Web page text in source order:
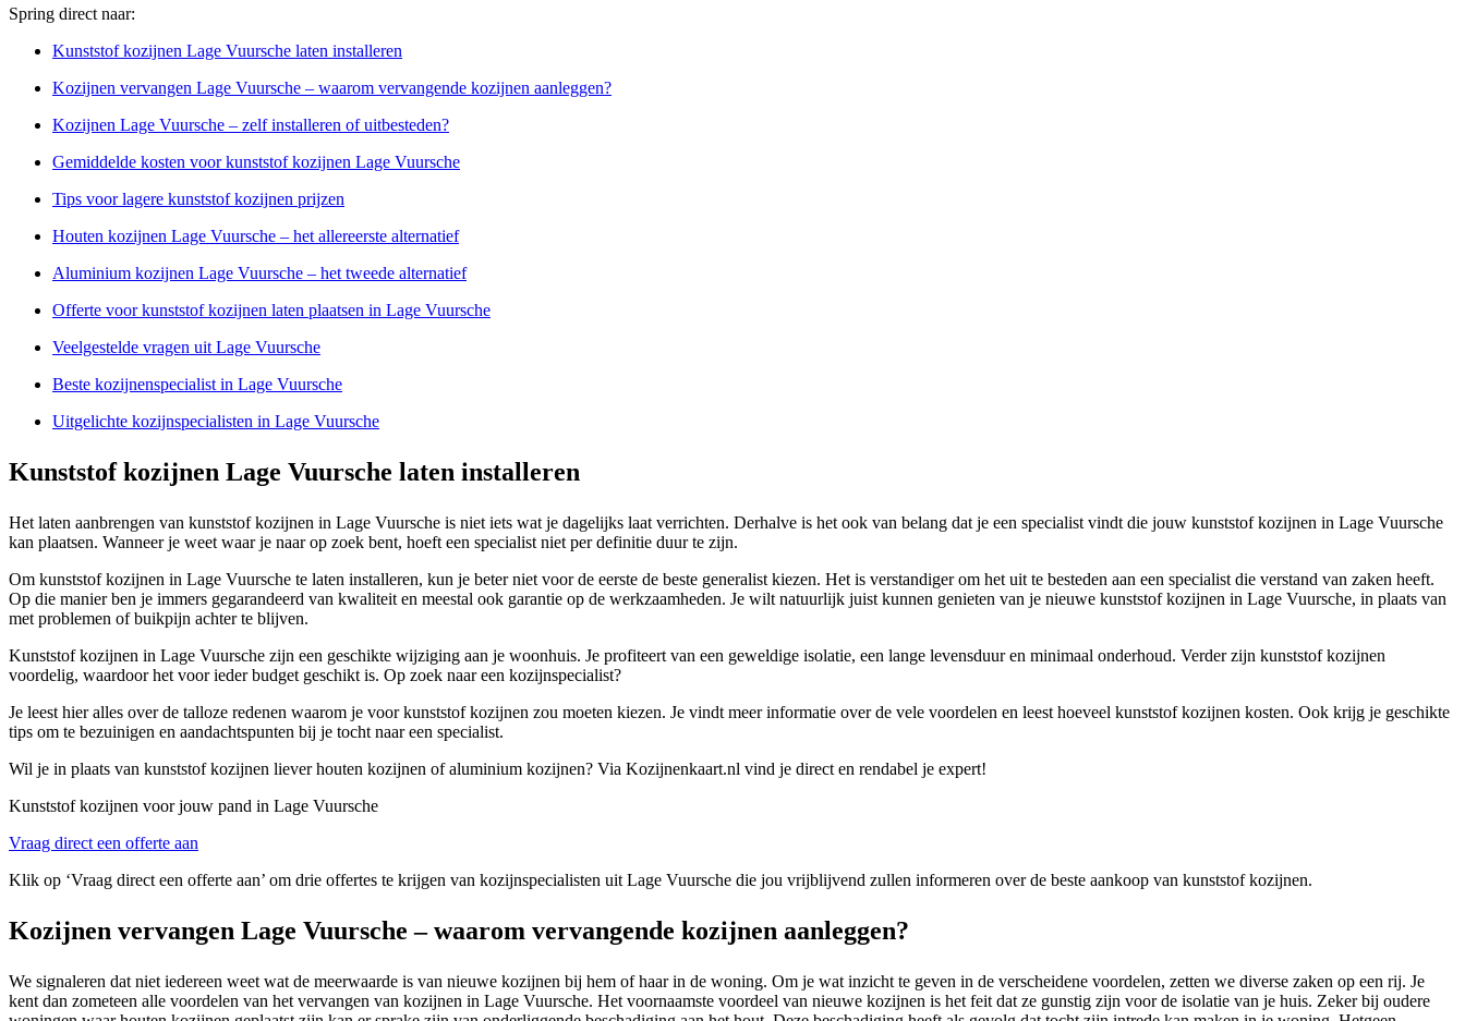
Spring direct naar:
Kunststof kozijnen Lage Vuursche laten installeren
Kozijnen vervangen Lage Vuursche – waarom vervangende kozijnen aanleggen?
Kozijnen Lage Vuursche – zelf installeren of uitbesteden?
Gemiddelde kosten voor kunststof kozijnen Lage Vuursche
Tips voor lagere kunststof kozijnen prijzen
Houten kozijnen Lage Vuursche – het allereerste alternatief
Aluminium kozijnen Lage Vuursche – het tweede alternatief
Offerte voor kunststof kozijnen laten plaatsen in Lage Vuursche
Veelgestelde vragen uit Lage Vuursche
Beste kozijnenspecialist in Lage Vuursche
Uitgelichte kozijnspecialisten in Lage Vuursche
Kunststof kozijnen Lage Vuursche laten installeren
Het laten aanbrengen van kunststof kozijnen in Lage Vuursche is niet iets wat je dagelijks laat verrichten. Derhalve is het ook van belang dat je een specialist vindt die jouw kunststof kozijnen in Lage Vuursche
kan plaatsen. Wanneer je weet waar je naar op zoek bent, hoeft een specialist niet per definitie duur te zijn.
Om kunststof kozijnen in Lage Vuursche te laten installeren, kun je beter niet voor de eerste de beste generalist kiezen. Het is verstandiger om het uit te besteden aan een specialist die verstand van zaken heeft.
Op die manier ben je immers gegarandeerd van kwaliteit en meestal ook garantie op de werkzaamheden. Je wilt natuurlijk juist kunnen genieten van je nieuwe kunststof kozijnen in Lage Vuursche, in plaats van
met problemen of buikpijn achter te blijven.
Kunststof kozijnen in Lage Vuursche zijn een geschikte wijziging aan je woonhuis. Je profiteert van een geweldige isolatie, een lange levensduur en minimaal onderhoud. Verder zijn kunststof kozijnen
voordelig, waardoor het voor ieder budget geschikt is. Op zoek naar een kozijnspecialist?
Je leest hier alles over de talloze redenen waarom je voor kunststof kozijnen zou moeten kiezen. Je vindt meer informatie over de vele voordelen en leest hoeveel kunststof kozijnen kosten. Ook krijg je geschikte
tips om te bezuinigen en aandachtspunten bij je tocht naar een specialist.
Wil je in plaats van kunststof kozijnen liever houten kozijnen of aluminium kozijnen? Via Kozijnenkaart.nl vind je direct en rendabel je expert!
Kunststof kozijnen voor jouw pand in Lage Vuursche
Vraag direct een offerte aan
Klik op ‘Vraag direct een offerte aan’ om drie offertes te krijgen van kozijnspecialisten uit Lage Vuursche die jou vrijblijvend zullen informeren over de beste aankoop van kunststof kozijnen.
Kozijnen vervangen Lage Vuursche – waarom vervangende kozijnen aanleggen?
We signaleren dat niet iedereen weet wat de meerwaarde is van nieuwe kozijnen bij hem of haar in de woning. Om je wat inzicht te geven in de verscheidene voordelen, zetten we diverse zaken op een rij. Je
kent dan zometeen alle voordelen van het vervangen van kozijnen in Lage Vuursche. Het voornaamste voordeel van nieuwe kozijnen is het feit dat ze gunstig zijn voor de isolatie van je huis. Zeker bij oudere